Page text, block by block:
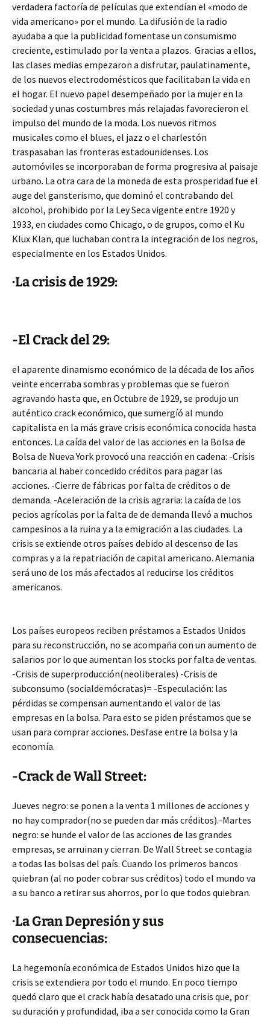
verdadera factoría de películas que extendían el «modo de
vida americano» por el mundo. La difusión de la radio
ayudaba a que la publicidad fomentase un consumismo
creciente, estimulado por la venta a plazos. Gracias a ellos,
las clases medias empezaron a disfrutar, paulatinamente,
de los nuevos electrodomésticos que facilitaban la vida en
el hogar. El nuevo papel desempeñado por la mujer en la
sociedad y unas costumbres más relajadas favorecieron el
impulso del mundo de la moda. Los nuevos ritmos
musicales como el blues, el jazz o el charlestón
traspasaban las fronteras estadounidenses. Los
automóviles se incorporaban de forma progresiva al paisaje
urbano. La otra cara de la moneda de esta prosperidad fue el
auge del gansterismo, que dominó el contrabando del
alcohol, prohibido por la Ley Seca vigente entre 1920 y
1933, en ciudades como Chicago, o de grupos, como el Ku
Klux Klan, que luchaban contra la integración de los negros,
especialmente en los Estados Unidos.
·La crisis de 1929:
-El Crack del 29:
el aparente dinamismo económico de la década de los años
veinte encerraba sombras y problemas que se fueron
agravando hasta que, en Octubre de 1929, se produjo un
auténtico crack económico, que sumergíó al mundo
capitalista en la más grave crisis económica conocida hasta
entonces. La caída del valor de las acciones en la Bolsa de
Bolsa de Nueva York provocó una reacción en cadena: -Crisis
bancaria al haber concedido créditos para pagar las
acciones. -Cierre de fábricas por falta de créditos o de
demanda. -Aceleración de la crisis agraria: la caída de los
pecios agrícolas por la falta de de demanda llevó a muchos
campesinos a la ruina y a la emigración a las ciudades. La
crisis se extiende otros países debido al descenso de las
compras y a la repatriación de capital americano. Alemania
será uno de los más afectados al reducirse los créditos
americanos.
Los países europeos reciben préstamos a Estados Unidos
para su reconstrucción, no se acompaña con un aumento de
salarios por lo que aumentan los stocks por falta de ventas.
-Crisis de superproducción(neoliberales) -Crisis de
subconsumo (socialdemócratas)= -Especulación: las
pérdidas se compensan aumentando el valor de las
empresas en la bolsa. Para esto se piden préstamos que se
usan para comprar acciones. Desfase entre la bolsa y la
economía.
-Crack de Wall Street:
Jueves negro: se ponen a la venta 1 millones de acciones y
no hay comprador(no se pueden dar más créditos).-Martes
negro: se hunde el valor de las acciones de las grandes
empresas, se arruinan y cierran. De Wall Street se contagia
a todas las bolsas del país. Cuando los primeros bancos
quiebran (al no poder cobrar sus créditos) todo el mundo va
a su banco a retirar sus ahorros, por lo que todos quiebran.
·La Gran Depresión y sus
consecuencias:
La hegemonía económica de Estados Unidos hizo que la
crisis se extendiera por todo el mundo. En poco tiempo
quedó claro que el crack había desatado una crisis que, por
su duración y profundidad, iba a ser conocida como la Gran